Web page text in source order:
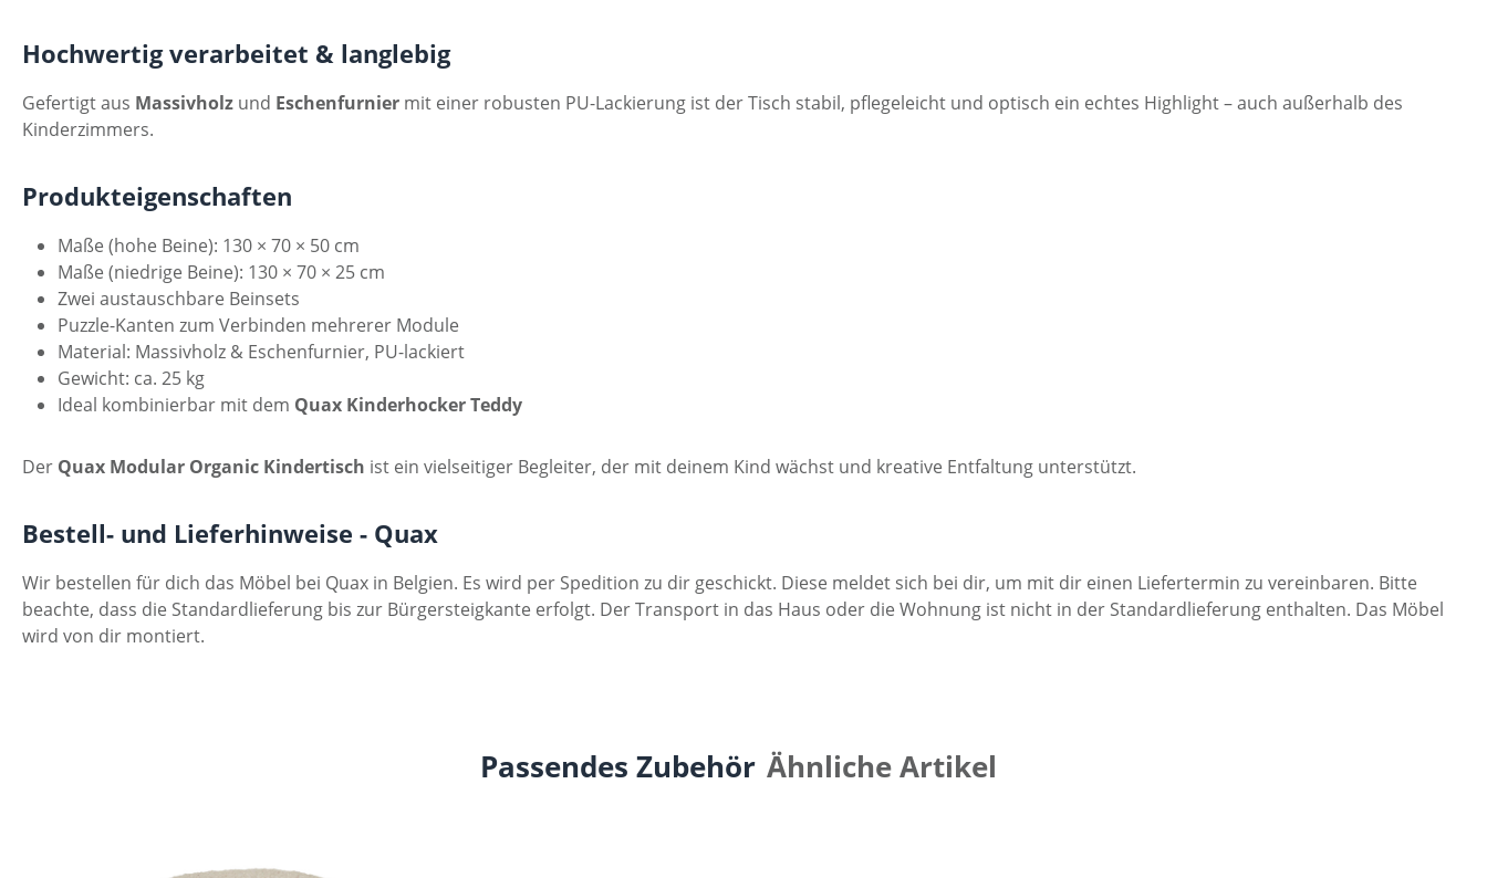
Hochwertig verarbeitet & langlebig
Gefertigt aus Massivholz und Eschenfurnier mit einer robusten PU-Lackierung ist der Tisch stabil, pflegeleicht und optisch ein echtes Highlight – auch außerhalb des
Kinderzimmers.
Produkteigenschaften
Maße (hohe Beine): 130 × 70 × 50 cm
Maße (niedrige Beine): 130 × 70 × 25 cm
Zwei austauschbare Beinsets
Puzzle-Kanten zum Verbinden mehrerer Module
Material: Massivholz & Eschenfurnier, PU-lackiert
Gewicht: ca. 25 kg
Ideal kombinierbar mit dem Quax Kinderhocker Teddy
Der Quax Modular Organic Kindertisch ist ein vielseitiger Begleiter, der mit deinem Kind wächst und kreative Entfaltung unterstützt.
Bestell- und Lieferhinweise - Quax
Wir bestellen für dich das Möbel bei Quax in Belgien. Es wird per Spedition zu dir geschickt. Diese meldet sich bei dir, um mit dir einen Liefertermin zu vereinbaren. Bitte
beachte, dass die Standardlieferung bis zur Bürgersteigkante erfolgt. Der Transport in das Haus oder die Wohnung ist nicht in der Standardlieferung enthalten. Das Möbel
wird von dir montiert.
Passendes Zubehör Ähnliche Artikel